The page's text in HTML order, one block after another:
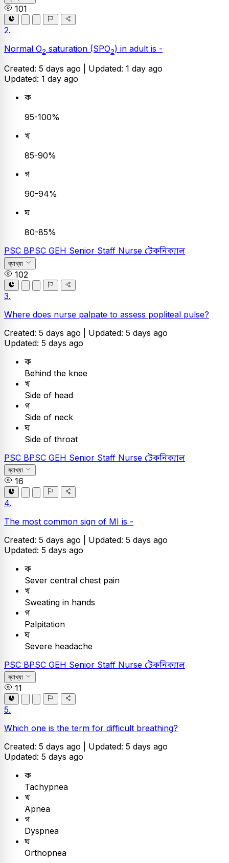
101
2.
Normal O2 saturation (SPO2) in adult is -
Created: 5 days ago | Updated: 1 day ago
Updated: 1 day ago
ক
95-100%
খ
85-90%
গ
90-94%
ঘ
80-85%
PSC BPSC GEH Senior Staff Nurse টেকনিক্যাল
ব্যাখ্যা
102
3.
Where does nurse palpate to assess popliteal pulse?
Created: 5 days ago | Updated: 5 days ago
Updated: 5 days ago
ক
Behind the knee
খ
Side of head
গ
Side of neck
ঘ
Side of throat
PSC BPSC GEH Senior Staff Nurse টেকনিক্যাল
ব্যাখ্যা
16
4.
The most common sign of MI is -
Created: 5 days ago | Updated: 5 days ago
Updated: 5 days ago
ক
Sever central chest pain
খ
Sweating in hands
গ
Palpitation
ঘ
Severe headache
PSC BPSC GEH Senior Staff Nurse টেকনিক্যাল
ব্যাখ্যা
11
5.
Which one is the term for difficult breathing?
Created: 5 days ago | Updated: 5 days ago
Updated: 5 days ago
ক
Tachypnea
খ
Apnea
গ
Dyspnea
ঘ
Orthopnea